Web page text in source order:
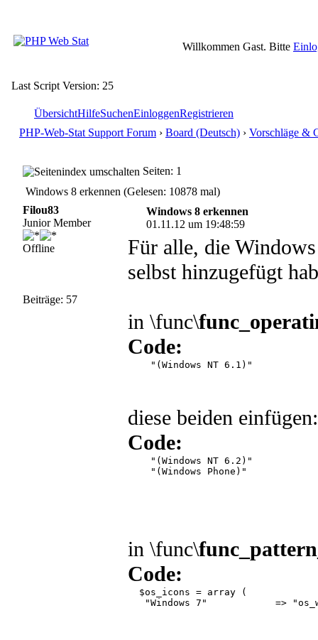
Willkommen Gast. Bitte
Last Script Version: 25
ÜbersichtHilfeSuchenEinloggenRegistrieren
PHP-Web-Stat Support Forum › Board (Deutsch) › Vorschläge &
Seiten: 1
Windows 8 erkennen (Gelesen: 10878 mal)
Filou83
Junior Member
Offline
Beiträge: 57
Windows 8 erkennen
01.11.12 um 19:48:59
Für alle, die
selbst hinzugefügt
in \func\
Code:
"(Windows NT 6.1)"
diese beiden einfügen:
Code:
"(Windows NT 6.2)"
"(Windows Phone)"
in \func\
Code:
$os_icons = array (
"Windows 7"            =>